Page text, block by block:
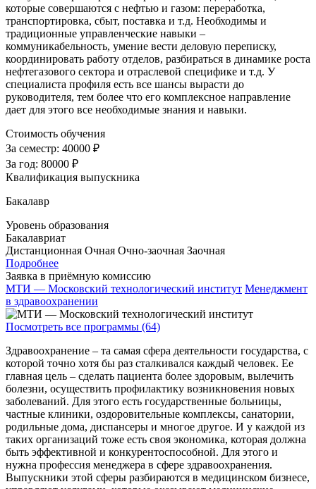
которые совершаются с нефтью и газом: переработка,
транспортировка, сбыт, поставка и т.д. Необходимы и
традиционные управленческие навыки –
коммуникабельность, умение вести деловую переписку,
координировать работу отделов, разбираться в динамике роста
нефтегазового сектора и отраслевой специфике и т.д. У
специалиста профиля есть все шансы вырасти до
руководителя, тем более что его комплексное направление
дает для этого все необходимые знания и навыки.
Стоимость обучения
За семестр: 40000 ₽
За год: 80000 ₽
Квалификация выпускника
Бакалавр
Уровень образования
Бакалавриат
Дистанционная Очная Очно-заочная Заочная
Подробнее
Заявка в приёмную комиссию
МТИ — Московский технологический институт Менеджмент
в здравоохранении
Посмотреть все программы (64)
Здравоохранение – та самая сфера деятельности государства, с
которой точно хотя бы раз сталкивался каждый человек. Ее
главная цель – сделать пациента более здоровым, вылечить
болезни, осуществить профилактику возникновения новых
заболеваний. Для этого есть государственные больницы,
частные клиники, оздоровительные комплексы, санатории,
родильные дома, диспансеры и многое другое. И у каждой из
таких организаций тоже есть своя экономика, которая должна
быть эффективной и конкурентоспособной. Для этого и
нужна профессия менеджера в сфере здравоохранения.
Выпускники этой сферы разбираются в медицинском бизнесе,